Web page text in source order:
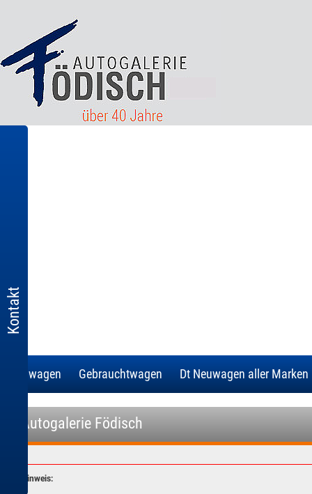
Kontakt
Neuwagen Gebrauchtwagen Dt Neuwagen aller Marken
- Autogalerie Födisch
Hinweis: